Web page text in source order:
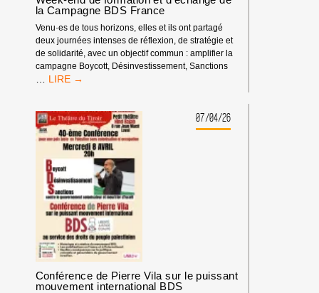
la Campagne BDS France
Venu·es de tous horizons, elles et ils ont partagé
deux journées intenses de réflexion, de stratégie et
de solidarité, avec un objectif commun : amplifier la
campagne Boycott, Désinvestissement, Sanctions
WEEK-
FORMATION
ET
D’ÉCHANGE
LA
CAMPAGNE
BDS
FRANCE
07/04/26
Conférence de Pierre Vila sur le puissant
mouvement international BDS